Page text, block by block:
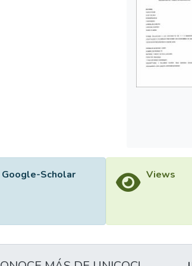
Google-Scholar Views